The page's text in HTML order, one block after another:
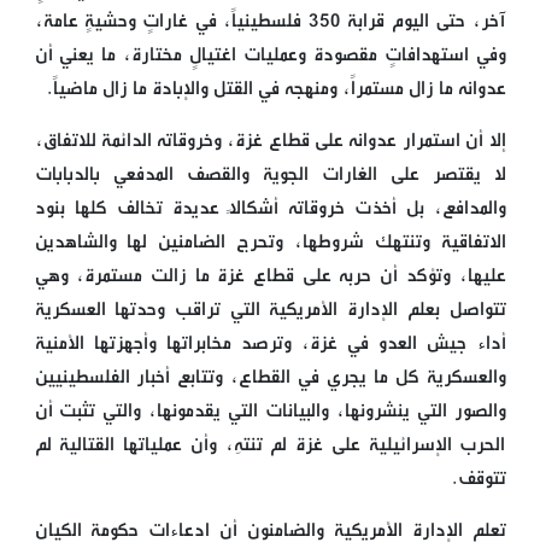
آخر، حتى اليوم قرابة 350 فلسطينياً، في غاراتٍ وحشيةٍ عامة،
وفي استهدافاتٍ مقصودة وعمليات اغتيالٍ مختارة، ما يعني أن
عدوانه ما زال مستمراً، ومنهجه في القتل والإبادة ما زال ماضياً.
إلا أن استمرار عدوانه على قطاع غزة، وخروقاته الدائمة للاتفاق،
لا يقتصر على الغارات الجوية والقصف المدفعي بالدبابات
والمدافع، بل أخذت خروقاته أشكالاً عديدة تخالف كلها بنود
الاتفاقية وتنتهك شروطها، وتحرج الضامنين لها والشاهدين
عليها، وتؤكد أن حربه على قطاع غزة ما زالت مستمرة، وهي
تتواصل بعلم الإدارة الأمريكية التي تراقب وحدتها العسكرية
أداء جيش العدو في غزة، وترصد مخابراتها وأجهزتها الأمنية
والعسكرية كل ما يجري في القطاع، وتتابع أخبار الفلسطينيين
والصور التي ينشرونها، والبيانات التي يقدمونها، والتي تثبت أن
الحرب الإسرائيلية على غزة لم تنتهِ، وأن عملياتها القتالية لم
تتوقف.
تعلم الإدارة الأمريكية والضامنون أن ادعاءات حكومة الكيان